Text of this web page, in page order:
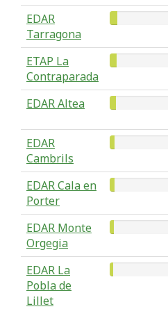
EDAR
Tarragona
ETAP La
Contraparada
EDAR Altea
EDAR
Cambrils
EDAR Cala en
Porter
EDAR Monte
Orgegia
EDAR La
Pobla de
Lillet